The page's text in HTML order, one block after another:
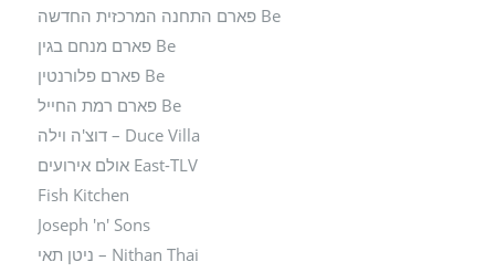
Be פארם התחנה המרכזית החדשה
Be פארם מנחם בגין
Be פארם פלורנטין
Be פארם רמת החייל
Duce Villa – דוצ'ה וילה
East-TLV אולם אירועים
Fish Kitchen
Joseph 'n' Sons
Nithan Thai – ניטן תאי